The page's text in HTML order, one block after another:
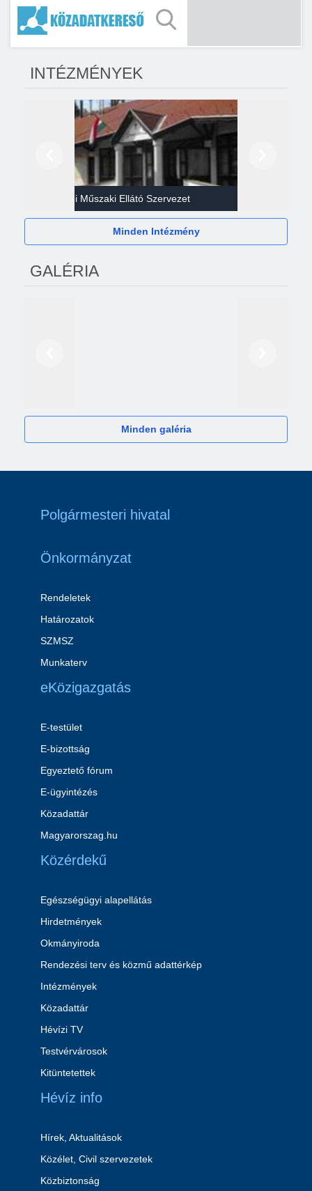
INTÉZMÉNYEK
Gazdasági Műszaki Ellátó Szervezet
Minden Intézmény
GALÉRIA
Minden galéria
Polgármesteri hivatal
Önkormányzat
Rendeletek
Határozatok
SZMSZ
Munkaterv
eKözigazgatás
E-testület
E-bizottság
Egyeztető fórum
E-ügyintézés
Közadattár
Magyarorszag.hu
Közérdekű
Egészségügyi alapellátás
Hirdetmények
Okmányiroda
Rendezési terv és közmű adattérkép
Intézmények
Közadattár
Hévízi TV
Testvérvárosok
Kitüntetettek
Hévíz info
Hírek, Aktualitások
Közélet, Civil szervezetek
Közbiztonság